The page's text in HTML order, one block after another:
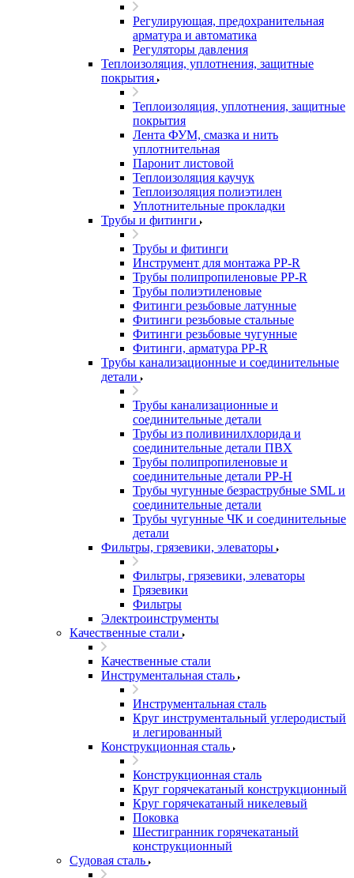
Регулирующая, предохранительная
арматура и автоматика
Регуляторы давления
Теплоизоляция, уплотнения, защитные
покрытия
Теплоизоляция, уплотнения, защитные
покрытия
Лента ФУМ, смазка и нить
уплотнительная
Паронит листовой
Теплоизоляция каучук
Теплоизоляция полиэтилен
Уплотнительные прокладки
Трубы и фитинги
Трубы и фитинги
Инструмент для монтажа PP-R
Трубы полипропиленовые PP-R
Трубы полиэтиленовые
Фитинги резьбовые латунные
Фитинги резьбовые стальные
Фитинги резьбовые чугунные
Фитинги, арматура PP-R
Трубы канализационные и соединительные
детали
Трубы канализационные и
соединительные детали
Трубы из поливинилхлорида и
соединительные детали ПВХ
Трубы полипропиленовые и
соединительные детали PP-H
Трубы чугунные безраструбные SML и
соединительные детали
Трубы чугунные ЧК и соединительные
детали
Фильтры, грязевики, элеваторы
Фильтры, грязевики, элеваторы
Грязевики
Фильтры
Электроинструменты
Качественные стали
Качественные стали
Инструментальная сталь
Инструментальная сталь
Круг инструментальный углеродистый
и легированный
Конструкционная сталь
Конструкционная сталь
Круг горячекатаный конструкционный
Круг горячекатаный никелевый
Поковка
Шестигранник горячекатаный
конструкционный
Судовая сталь